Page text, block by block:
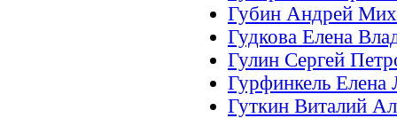
Губин Андрей
Гудкова Елена
Гулин Сергей
Гурфинкель Елена
Гуткин Виталий